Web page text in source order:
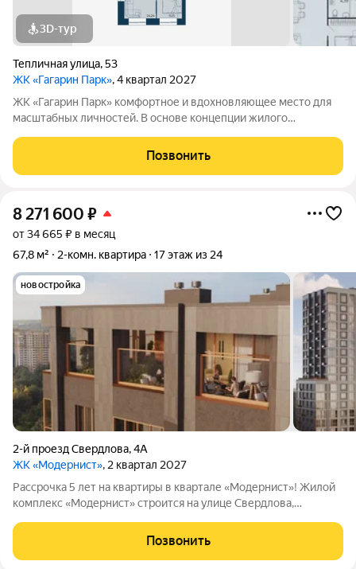
3D-тур
Тепличная улица,53
ЖК «Гагарин Парк», 4 квартал 2027
ЖК «Гагарин Парк» комфортное и вдохновляющее место для
масштабных личностей. В основе концепции жилого
великого летчика-космонавта и героя СССР. Жилой квартал
«Гагарин Парк» расположился в
Позвонить
8 271 600 ₽
от 34 665 ₽ в месяц
67,8 м²
2-комн. квартира 17 этаж из 24
новостройка
2-й проезд Свердлова,4А
ЖК «Модернист», 2 квартал 2027
Рассрочка 5 лет на квартиры в квартале «Модернист»! Жилой
комплекс «Модернист» строится на улице Свердлова,
образовательному и культурному центру. Здесь каждая деталь
помогает жить, отдыхать и
Позвонить